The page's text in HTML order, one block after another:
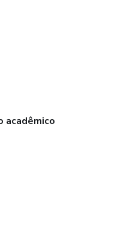
acadêmico